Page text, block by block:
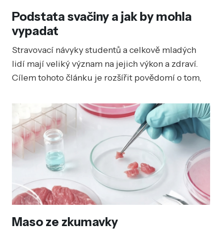
Podstata svačiny a jak by mohla
vypadat
Stravovací návyky studentů a celkově mladých
lidí mají veliký význam na jejich výkon a zdraví.
Cílem tohoto článku je rozšířit povědomí o tom,
naše školní výsledky a celkový výkon, a že i jako
studenti můžeme jíst zdravě a zároveň levně.
Maso ze zkumavky